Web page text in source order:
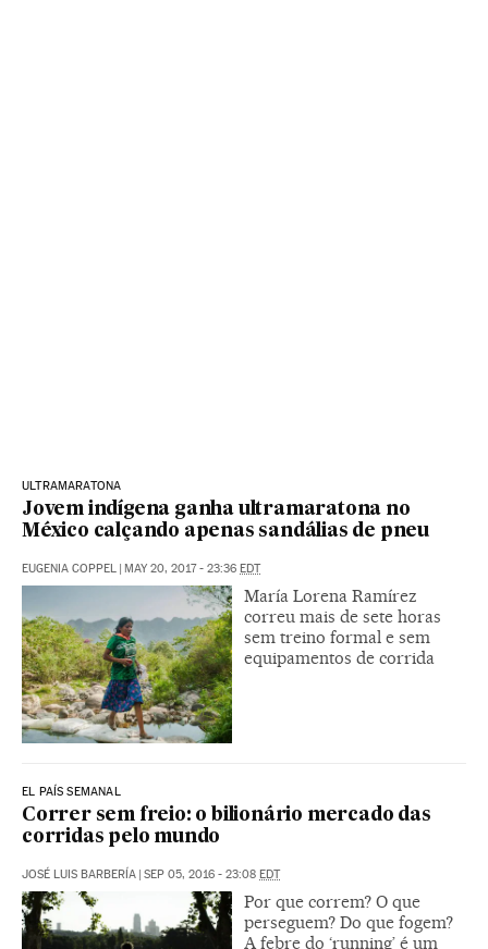
ULTRAMARATONA
Jovem indígena ganha ultramaratona no
México calçando apenas sandálias de pneu
EUGENIA COPPEL MAY 20, 2017 - 23:36 EDT
María Lorena Ramírez
correu mais de sete horas
sem treino formal e sem
equipamentos de corrida
EL PAÍS SEMANAL
Correr sem freio: o bilionário mercado das
corridas pelo mundo
JOSÉ LUIS BARBERÍA SEP 05, 2016 - 23:08 EDT
Por que correm? O que
perseguem? Do que fogem?
A febre do ‘running’ é um